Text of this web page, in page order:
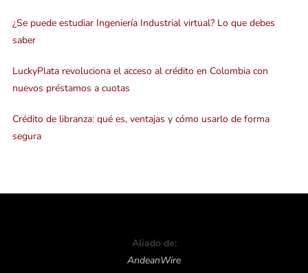
¿Se puede estudiar Ingeniería Industrial virtual? Lo que debes
saber
LuckyPlata revoluciona el acceso al crédito en Colombia con
nuevos préstamos a cuotas
Crédito de libranza: qué es, ventajas y cómo usarlo de forma
segura
Aliado de:
AndeanWire